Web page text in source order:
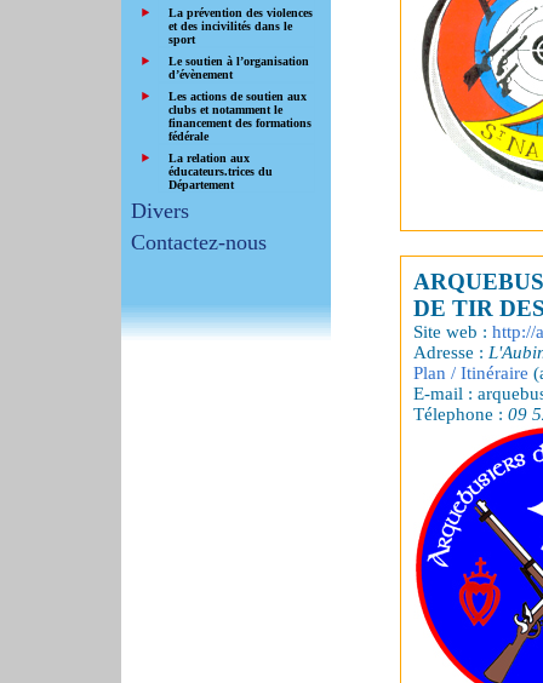
La prévention des violences
et des incivilités dans le
sport
Le soutien à l’organisation
d’évènement
Les actions de soutien aux
clubs et notamment le
financement des formations
fédérale
La relation aux
éducateurs.trices du
Département
Divers
Contactez-nous
DE TIR
Site web : http://
Adresse :
Plan / Itinéraire
E-mail :
Télephone : 09